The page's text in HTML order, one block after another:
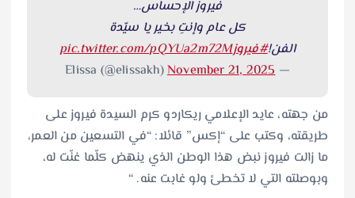
فيروز الإحساس…
كل عام وإنتِ بخير يا سيّدة
الفن!#فيروزpic.twitter.com/pQYUa2m72M
— Elissa (@elissakh)
November 21, 2025
من جهته، عايد الإعلامي ريكاردو كرم السيدة فيروز على
طريقته، وكتب على “إكس” قائلا: “في التسعين من العمر،
ما زالت فيروز نبض هذا الوطن الذي ينهض كلّما غنّت له،
وبوصلته التي لا تخطئ ولو غابت عنه. “